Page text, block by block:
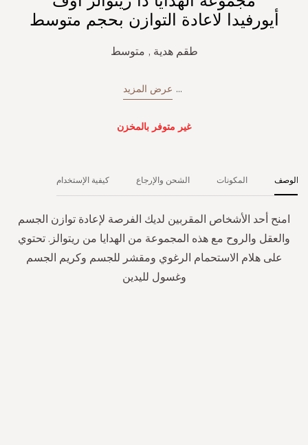
images
galleryأيورفيدا لاعادة التوازن بحجم متوسط
طقم هدية , متوسط
... عرض المزيد
غير متوفر بالمخزن
الوصف
امنح أحد الأشخاص المقربين لديك الفرصة لإعادة توازن الجسم
والعقل والروح مع هذه المجموعة من الهدايا من ريتوالز. تحتوي
على هلام الاستحمام الرغوي ومقشر للجسم وكريم الجسم
وغسول لليدين
المكونات الشحن والإرجاع كيفية الإستخدام